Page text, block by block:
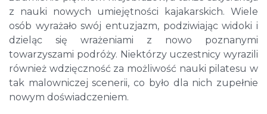
z nauki nowych umiejętności kajakarskich. Wiele
osób wyrażało swój entuzjazm, podziwiając widoki i
dzieląc się wrażeniami z nowo poznanymi
towarzyszami podróży. Niektórzy uczestnicy wyrazili
również wdzięczność za możliwość nauki pilatesu w
tak malowniczej scenerii, co było dla nich zupełnie
nowym doświadczeniem.